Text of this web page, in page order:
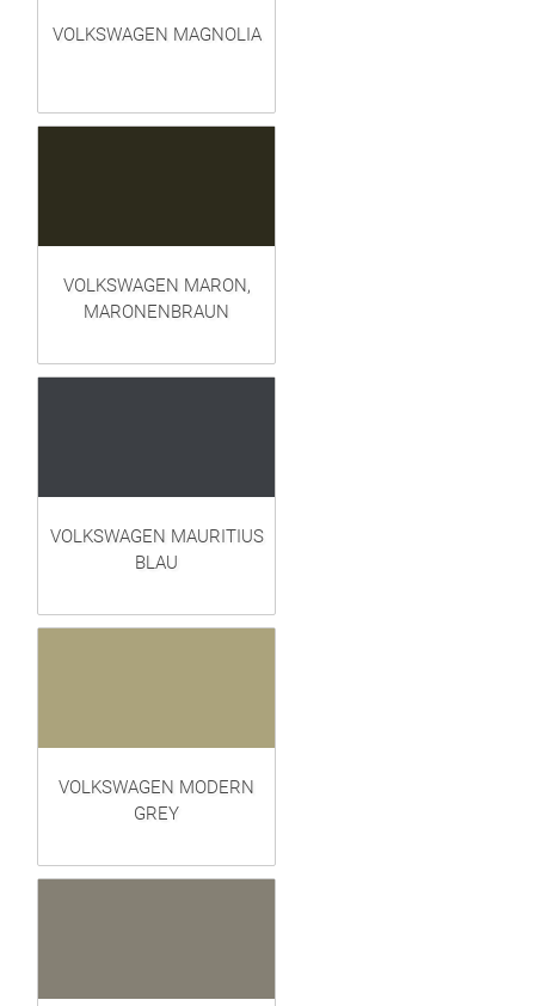
VOLKSWAGEN MAGNOLIA
VOLKSWAGEN MARON,
MARONENBRAUN
VOLKSWAGEN MAURITIUS
BLAU
VOLKSWAGEN MODERN
GREY